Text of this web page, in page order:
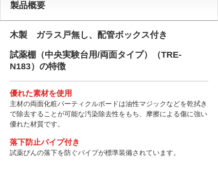
製品概要
木製 ガラス戸無し、配管ボックス付き
試薬棚（中央実験台用/両面タイプ）（TRE-
N183）の特徴
優れた素材を使用
主材の両面化粧パーティクルボードは油性マジックなどを乾拭き
で除去することが可能な汚染除去性をもち、摩擦による傷に強い
優れた材質です。
落下防止パイプ付き
試薬びんの落下を防ぐパイプが標準装備されています。